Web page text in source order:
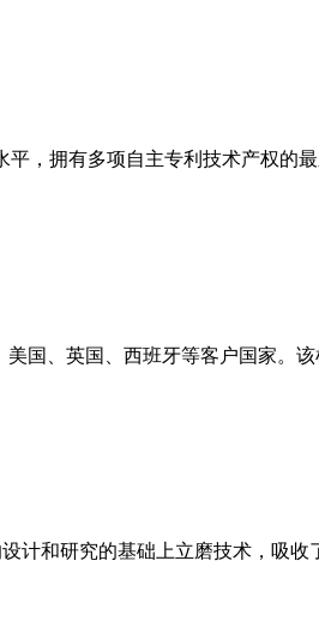
，拥有多项自主专利技术产权
国、英国、西班牙等客户国家。
计和研究的基础上立磨技术，吸